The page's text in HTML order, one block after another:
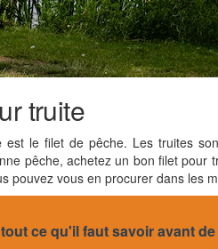
truite
est le filet de pêche. Les truites
pêche, achetez un bon filet
pouvez vous en procurer dans les
ce qu'il faut savoir avant